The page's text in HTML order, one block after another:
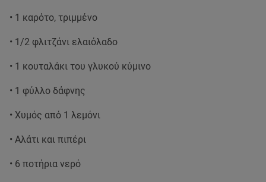
• 1 καρότο, τριμμένο
• 1/2 φλιτζάνι ελαιόλαδο
• 1 κουταλάκι του γλυκού κύμινο
• 1 φύλλο δάφνης
• Χυμός από 1 λεμόνι
• Αλάτι και πιπέρι
• 6 ποτήρια νερό